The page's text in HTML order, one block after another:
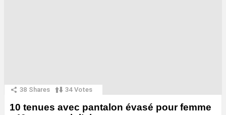
38 Shares 34 Votes
10 tenues avec pantalon évasé pour femme